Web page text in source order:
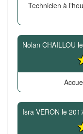
Technicien à
Nolan CHAILLOU le
Isra VERON le